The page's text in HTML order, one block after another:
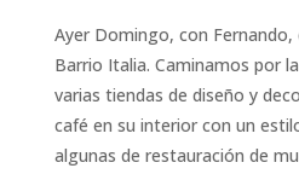
Ayer Domingo, con
Barrio Italia. Caminamos por
varias tiendas de diseño y
café en su interior con un
algunas de restauración de